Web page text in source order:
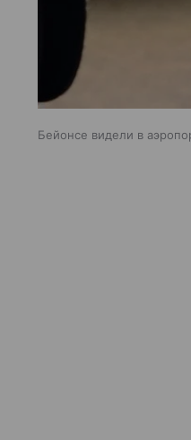
Бейонсе видели в